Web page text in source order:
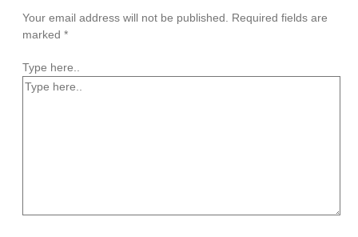
Your email address will not be published.
Required fields are
marked *
Type here..